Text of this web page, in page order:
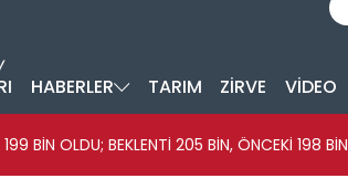
HABERLER TARIM ZİRVE VİDEO
BİN OLDU; BEKLENTİ 205 BİN, ÖNCEKİ 198 BİN